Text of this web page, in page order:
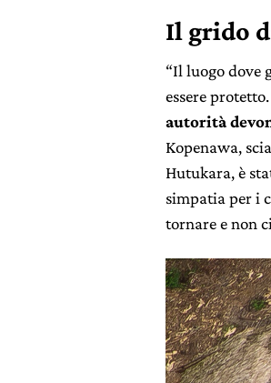
Il grido
“Il luogo dove
essere
autorità
Kopenawa,
Hutukara, è
simpatia per i
tornare e non